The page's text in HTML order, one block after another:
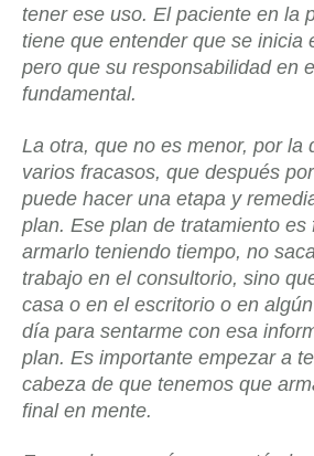
tener ese uso. El paciente en la
tiene que entender que se inicia
pero que su responsabilidad en
fundamental.
La otra, que no es menor, por la
varios fracasos, que después
puede hacer una etapa y
plan. Ese plan de tratamiento es
armarlo teniendo tiempo, no
trabajo en el consultorio, sino
casa o en el escritorio o en
día para sentarme con esa
plan. Es importante empezar a
cabeza de que tenemos que
final en mente.